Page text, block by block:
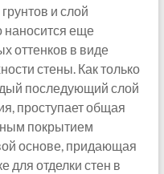
и слой
наносится еще
оттенков в виде
стены. Как только
последующий слой
проступает общая
покрытием
основе, придающая
для отделки стен в